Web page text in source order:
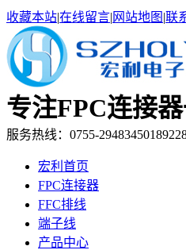
收藏本站|在线留言| 网站地图 |联
专注FPC连接
服务热线：0755-29483450
宏利首页
FPC连接器
FFC排线
端子线
产品中心